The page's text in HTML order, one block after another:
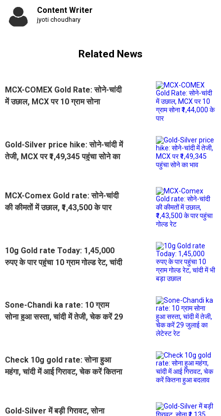
Content Writer
jyoti choudhary
Related News
MCX-COMEX Gold Rate: सोने-चांदी
में उछाल, MCX पर 10 ग्राम सोना
Gold-Silver price hike: सोने-चांदी में
तेजी, MCX पर ₹1,49,345 पहुंचा सोने का
MCX-Comex Gold rate: सोने-चांदी
की कीमतों में उछाल, ₹1,43,500 के पार
10g Gold rate Today: 1,45,000
रुपए के पार पहुंचा 10 ग्राम गोल्ड रेट, चांदी
Sone-Chandi ka rate: 10 ग्राम
सोना हुआ सस्ता, चांदी में तेजी, चेक करें 29
Check 10g gold rate: सोना हुआ
महंगा, चांदी में आई गिरावट, चेक करें कितना
Gold-Silver में बड़ी गिरावट, सोना